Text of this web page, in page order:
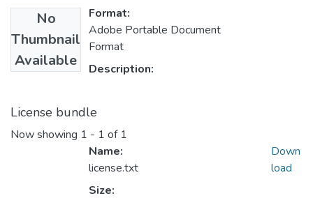
No
Thumbnail
Available
Format:
Adobe Portable Document
Format
Description:
License bundle
Now showing 1 - 1 of 1
Name:
license.txt
Size:
Down
load